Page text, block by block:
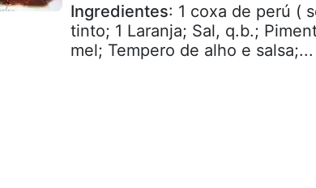
Ingredientes: 1 coxa de perú (
tinto; 1 Laranja; Sal, q.b.;
mel; Tempero de alho e salsa;...